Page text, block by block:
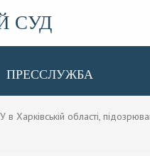
СУД
ПРЕССЛУЖБА
Харківській області,